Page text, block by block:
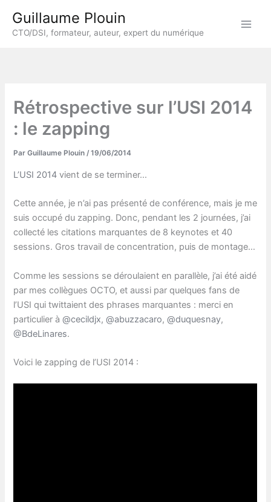
contenu
Guillaume Plouin
CTO/DSI, formateur, auteur, expert du numérique
Rétrospective sur l’USI 2014
: le zapping
ParGuillaume Plouin/19/06/2014
L’USI 2014 vient de se terminer…
Cette année, je n’ai pas présenté de conférence, mais je me
suis occupé du zapping. Donc, pendant les 2 journées, j’ai
collecté les citations marquantes de 8 keynotes et 40
sessions. Gros travail de concentration, puis de montage…
Comme les sessions se déroulaient en parallèle, j’ai été aidé
par mes collègues OCTO, et aussi par quelques fans de
l’USI qui twittaient des phrases marquantes : merci en
particulier à@cecildjx,@abuzzacaro,@duquesnay,
@BdeLinares.
Voici le zapping de l’USI 2014 :